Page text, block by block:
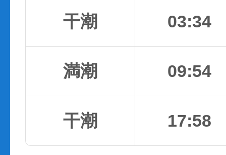
干潮 03:34
満潮 09:54
干潮 17:58